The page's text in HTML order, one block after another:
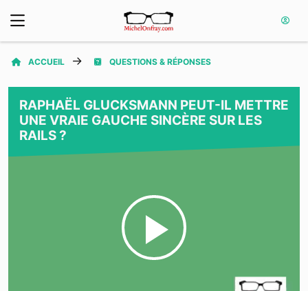
ACCUEIL QUESTIONS & RÉPONSES
RAPHAËL GLUCKSMANN PEUT-IL METTRE
UNE VRAIE GAUCHE SINCÈRE SUR LES
RAILS ?
Play